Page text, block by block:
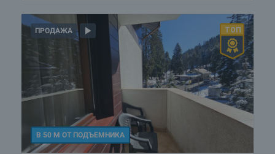
ПРОДАЖА
В 50 М ОТ ПОДЪЕМНИКА